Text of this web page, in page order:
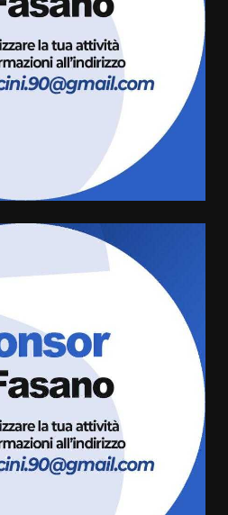
continua il piano
straordinarie del
di Fasano
2026 14:16
Neglia, coordinatrice
di Fratelli d’Italia,
a tornare in Consiglio
2026 08:00
beni comuni e
attiva: online
per la gestione
della Villetta di
2026 06:20
del Minareto e la prima
de “L’Albergo
Il rapimento”
Musica di
nuovo
con “Fasano in